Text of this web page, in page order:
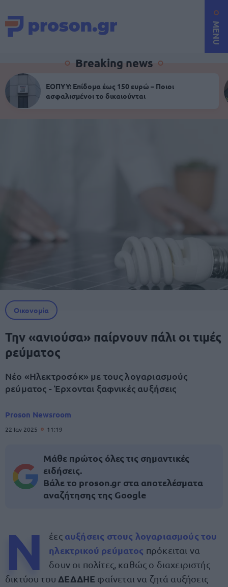
MENU
Breaking news
ΕΟΠΥΥ: Επίδομα έως 150 ευρώ – Ποιοι
ασφαλισμένοι το δικαιούνται
Οικονομία
Την «ανιούσα» παίρνουν πάλι οι τιμές
ρεύματος
Νέο «Ηλεκτροσόκ» με τους λογαριασμούς
ρεύματος - Έρχονται ξαφνικές αυξήσεις
Proson Newsroom
22 Ιαν 2025 11:19
Μάθε πρώτος όλες τις σημαντικές
ειδήσεις.
Βάλε το proson.gr στα αποτελέσματα
αναζήτησης της Google
Ν έες αυξήσεις στους λογαριασμούς του
ηλεκτρικού ρεύματος πρόκειται να
δουν οι πολίτες, καθώς ο διαχειριστής
δικτύου του ΔΕΔΔΗΕ φαίνεται να ζητά αυξήσεις